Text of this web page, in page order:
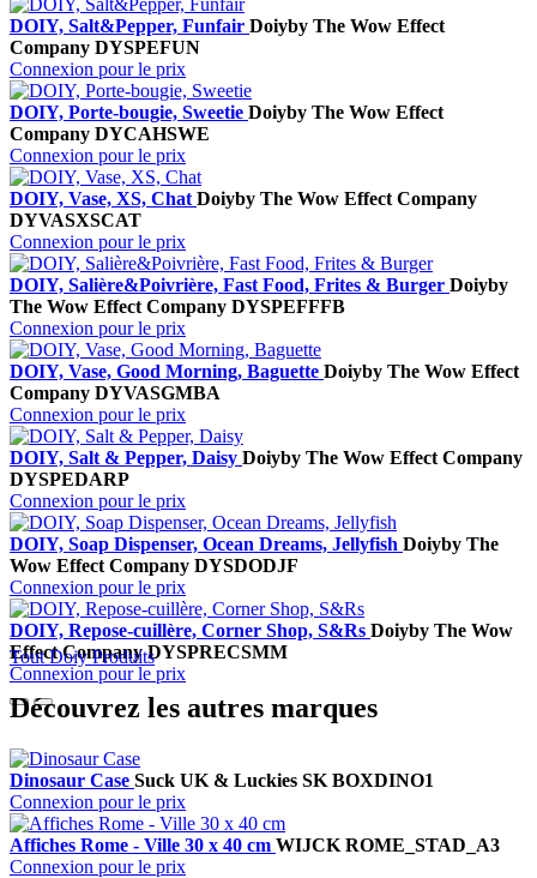
DOIY, Salt&Pepper, Funfair Doiyby The Wow Effect
Company DYSPEFUN
Connexion pour le prix
DOIY, Porte-bougie, Sweetie Doiyby The Wow Effect
Company DYCAHSWE
Connexion pour le prix
DOIY, Vase, XS, ChatDoiyby The Wow Effect Company
DYVASXSCAT
Connexion pour le prix
DOIY, Salière&Poivrière, Fast Food, Frites & Burger Doiyby
The Wow Effect Company DYSPEFFFB
Connexion pour le prix
DOIY, Vase, Good Morning, Baguette Doiyby The Wow Effect
Company DYVASGMBA
Connexion pour le prix
DOIY, Salt & Pepper, Daisy Doiyby The Wow Effect Company
DYSPEDARP
Connexion pour le prix
DOIY, Soap Dispenser, Ocean Dreams, Jellyfish Doiyby The
Wow Effect Company DYSDODJF
Connexion pour le prix
DOIY, Repose-cuillère, Corner Shop, S&Rs Doiyby The Wow
Effect Company DYSPRECSMM
Connexion pour le prix
Tout Doiy Produits
Découvrez les autres marques
Dinosaur Case Suck UK & Luckies SK BOXDINO1
Connexion pour le prix
Affiches Rome - Ville 30 x 40 cm WIJCK ROME_STAD_A3
Connexion pour le prix